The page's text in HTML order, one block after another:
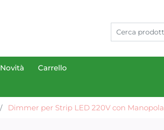
Novità
Carrello
Dimmer per Strip LED 220V con Manopola